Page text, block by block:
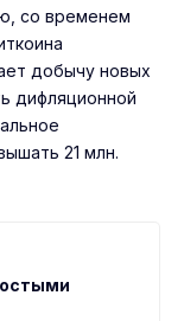
со временем
добычу новых
дифляционной
21 млн.